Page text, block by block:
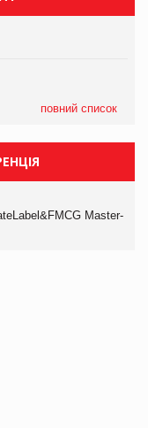
повний список
Master-